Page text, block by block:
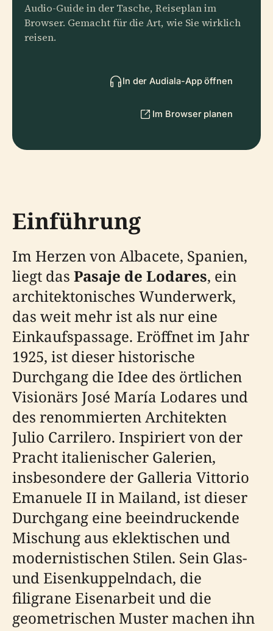
Audio-Guide in der Tasche, Reiseplan im
Browser. Gemacht für die Art, wie Sie wirklich
reisen.
In der Audiala-App öffnen
Im Browser planen
Einführung
Im Herzen von Albacete, Spanien,
liegt das Pasaje de Lodares, ein
architektonisches Wunderwerk,
das weit mehr ist als nur eine
Einkaufspassage. Eröffnet im Jahr
1925, ist dieser historische
Durchgang die Idee des örtlichen
Visionärs José María Lodares und
des renommierten Architekten
Julio Carrilero. Inspiriert von der
Pracht italienischer Galerien,
insbesondere der Galleria Vittorio
Emanuele II in Mailand, ist dieser
Durchgang eine beeindruckende
Mischung aus eklektischen und
modernistischen Stilen. Sein Glas-
und Eisenkuppelndach, die
filigrane Eisenarbeit und die
geometrischen Muster machen ihn